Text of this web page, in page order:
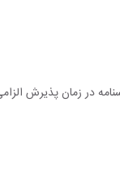
در زمان پذیرش